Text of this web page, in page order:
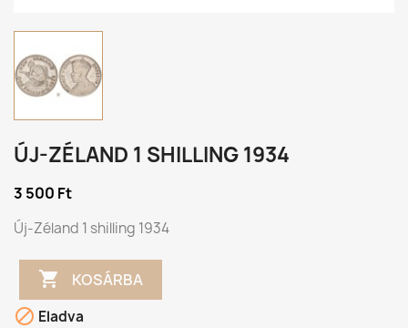
ÚJ-ZÉLAND 1 SHILLING 1934
3 500 Ft
Új-Zéland 1 shilling 1934
 KOSÁRBA
 Eladva